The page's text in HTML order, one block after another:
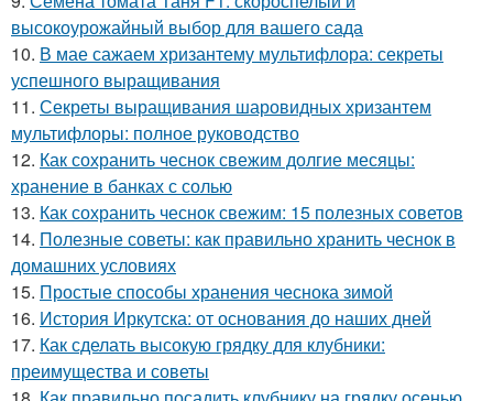
высокоурожайный выбор для вашего сада
10. В мае сажаем хризантему мультифлора: секреты
успешного выращивания
11. Секреты выращивания шаровидных хризантем
мультифлоры: полное руководство
12. Как сохранить чеснок свежим долгие месяцы:
хранение в банках с солью
13. Как сохранить чеснок свежим: 15 полезных советов
14. Полезные советы: как правильно хранить чеснок в
домашних условиях
15. Простые способы хранения чеснока зимой
16. История Иркутска: от основания до наших дней
17. Как сделать высокую грядку для клубники:
преимущества и советы